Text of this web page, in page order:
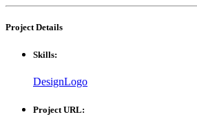
Project Details
Skills:
DesignLogo
Project URL: